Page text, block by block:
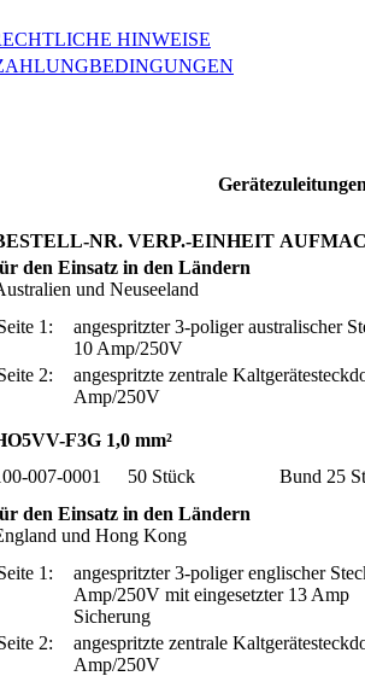
HINWEISE
NR. VERP.-EINHEIT
den Einsatz in den Ländern
und Neuseeland
1:
angespritzter 3-poliger australischer
10 Amp/250V
2:
angespritzte zentrale
Amp/250V
F3G 1,0 mm²
007-0001 50 Stück
Bund 25
den Einsatz in den Ländern
und Hong Kong
1:
angespritzter 3-poliger englischer
Amp/250V mit eingesetzter 13 Amp
Sicherung
2:
angespritzte zentrale
Amp/250V